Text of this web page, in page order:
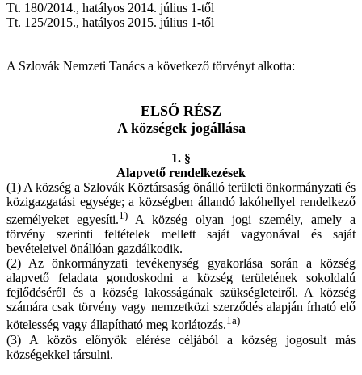
Tt. 180/2014., hatályos 2014. július 1-től
Tt. 125/2015., hatályos 2015. július 1-től
A Szlovák Nemzeti Tanács a következő törvényt alkotta:
ELSŐ RÉSZ
A községek jogállása
1. §
Alapvető rendelkezések
(1) A község a Szlovák Köztársaság önálló területi önkormányzati és
közigazgatási egysége; a községben állandó lakóhellyel rendelkező
személyeket egyesíti.1) A község olyan jogi személy, amely a
törvény szerinti feltételek mellett saját vagyonával és saját
bevételeivel önállóan gazdálkodik.
(2) Az önkormányzati tevékenység gyakorlása során a község
alapvető feladata gondoskodni a község területének sokoldalú
fejlődéséről és a község lakosságának szükségleteiről. A község
számára csak törvény vagy nemzetközi szerződés alapján írható elő
kötelesség vagy állapítható meg korlátozás.1a)
(3) A közös előnyök elérése céljából a község jogosult más
községekkel társulni.